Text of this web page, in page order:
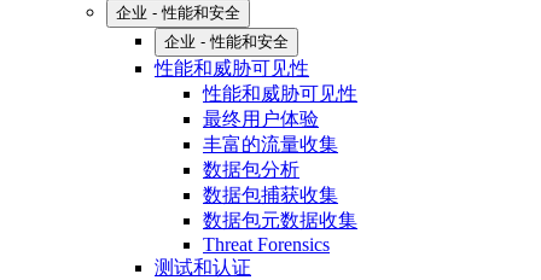
企业 - 性能和安全
企业 - 性能和安全
性能和威胁可见性
性能和威胁可见性
最终用户体验
丰富的流量收集
数据包分析
数据包捕获收集
数据包元数据收集
Threat Forensics
测试和认证